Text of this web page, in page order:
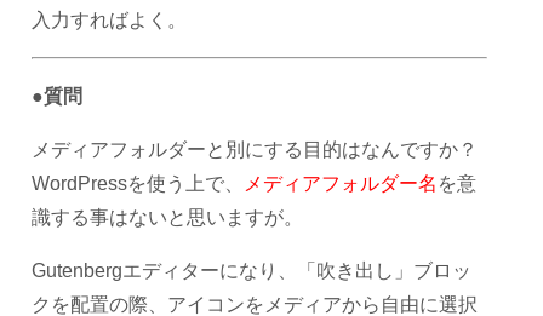
入力すればよく。
●質問
メディアフォルダーと別にする目的はなんですか？
WordPressを使う上で、
メディアフォルダー名 を意
識する事はないと思いますが。
Gutenbergエディターになり、「吹き出し」ブロッ
クを配置の際、アイコンをメディアから自由に選択